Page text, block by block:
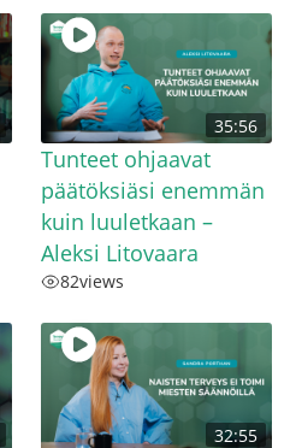
35:56
Tunteet ohjaavat
päätöksiäsi enemmän
kuin luuletkaan –
Aleksi Litovaara
82views
32:55